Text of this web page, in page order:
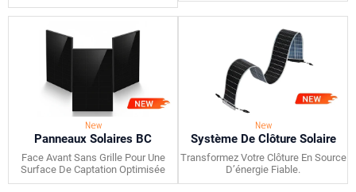
New
Panneaux Solaires BC
Face Avant Sans Grille Pour Une
Surface De Captation Optimisée
New
Système De Clôture Solaire
Transformez Votre Clôture En Source
D’énergie Fiable.